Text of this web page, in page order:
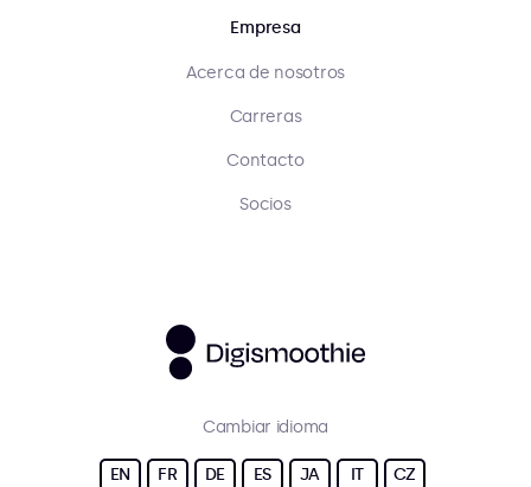
Empresa
Acerca de nosotros
Carreras
Contacto
Socios
Cambiar idioma
EN FR DE ES JA IT CZ